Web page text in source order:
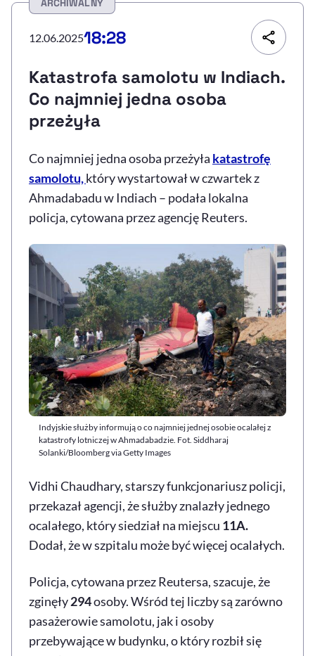
Sprawdź, jak i dlaczego zwiększamy dostępność , otwiera się w nowym
Deklaracja dostępności , otwiera się w nowym oknie
Zgłoś problem
, otwiera się w
ARCHIWALNY
12.06.202518:28
Katastrofa samolotu w Indiach.
Co najmniej jedna osoba
przeżyła
Co najmniej jedna osoba przeżyła katastrofę
samolotu,który wystartował w czwartek z
Ahmadabadu w Indiach – podała lokalna
policja, cytowana przez agencję Reuters.
Indyjskie służby informują o co najmniej jednej osobie ocalałej z
katastrofy lotniczej w Ahmadabadzie. Fot. Siddharaj
Solanki/Bloomberg via Getty Images
Vidhi Chaudhary, starszy funkcjonariusz policji,
przekazał agencji, że służby znalazły jednego
ocalałego, który siedział na miejscu 11A.
Dodał, że w szpitalu może być więcej ocalałych.
Policja, cytowana przez Reutersa, szacuje, że
zginęły294osoby. Wśród tej liczby są zarówno
pasażerowie samolotu, jak i osoby
przebywające w budynku, o który rozbił się